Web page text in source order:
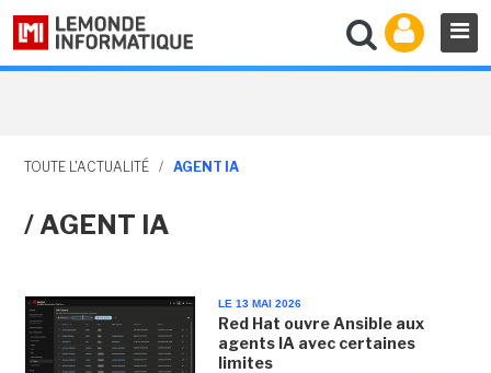
TOUTE L'ACTUALITÉ / AGENT IA
/ AGENT IA
LE 13 MAI 2026
Red Hat ouvre Ansible aux
agents IA avec certaines
limites